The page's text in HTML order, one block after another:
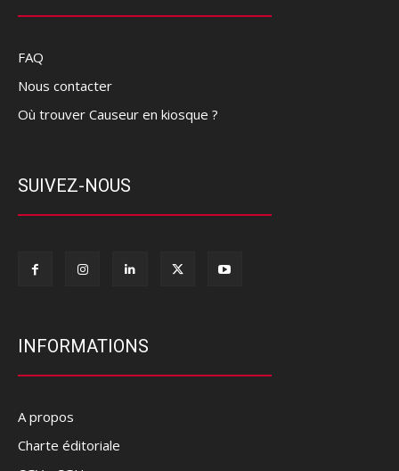
FAQ
Nous contacter
Où trouver Causeur en kiosque ?
SUIVEZ-NOUS
INFORMATIONS
A propos
Charte éditoriale